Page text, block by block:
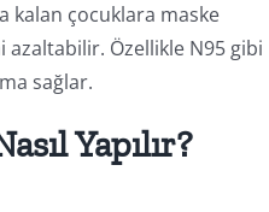
kalan çocuklara maske
Özellikle N95 gibi
sağlar.
Yapılır?